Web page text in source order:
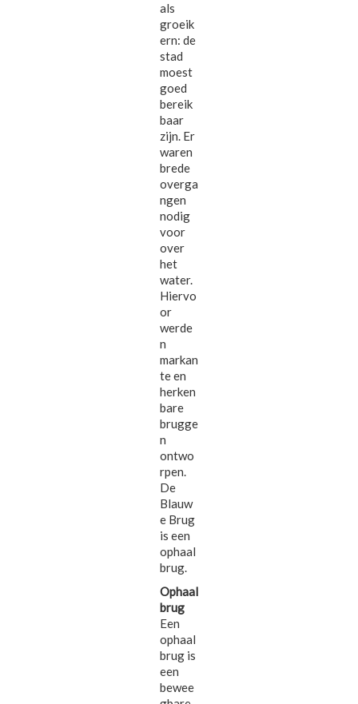
als
groeik
ern: de
stad
moest
goed
bereik
baar
zijn. Er
waren
brede
overga
ngen
nodig
voor
over
het
water.
Hiervo
or
werde
n
markan
te en
herken
bare
brugge
n
ontwo
rpen.
De
Blauw
e Brug
is een
ophaal
brug.
Ophaal
brug
Een
ophaal
brug is
een
bewee